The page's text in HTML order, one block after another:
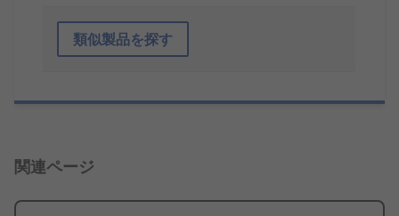
類似製品を探す
関連ページ